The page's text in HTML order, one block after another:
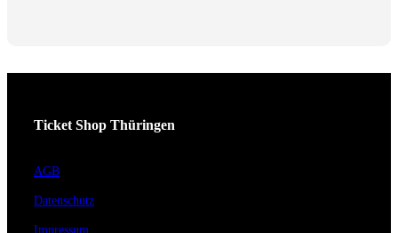
Ticket Shop Thüringen
AGB
Datenschutz
Impressum